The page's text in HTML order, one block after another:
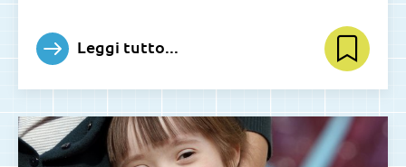
Leggi tutto...